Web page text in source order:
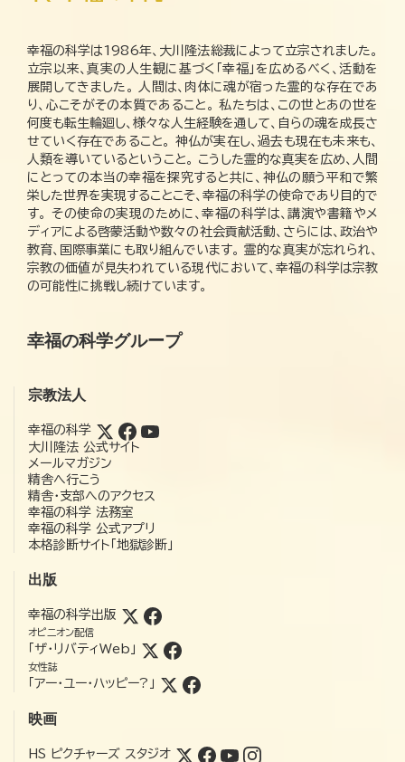
幸福の科学は1986年、大川隆法総裁によって立宗されました。
立宗以来、真実の人生観に基づく「幸福」を広めるべく、活動を
展開してきました。 人間は、肉体に魂が宿った霊的な存在であ
り、心こそがその本質であること。 私たちは、この世とあの世を
何度も転生輪廻し、様々な人生経験を通して、自らの魂を成長さ
せていく存在であること。 神仏が実在し、過去も現在も未来も、
人類を導いているということ。 こうした霊的な真実を広め、人間
にとっての本当の幸福を探究すると共に、神仏の願う平和で繁
栄した世界を実現することこそ、幸福の科学の使命であり目的で
す。 その使命の実現のために、幸福の科学は、講演や書籍やメ
ディアによる啓蒙活動や数々の社会貢献活動、さらには、政治や
教育、国際事業にも取り組んでいます。 霊的な真実が忘れられ、
宗教の価値が見失われている現代において、幸福の科学は宗教
の可能性に挑戦し続けています。
幸福の科学グループ
宗教法人
幸福の科学
大川隆法 公式サイト
メールマガジン
精舎へ行こう
精舎・支部へのアクセス
幸福の科学 法務室
幸福の科学 公式アプリ
本格診断サイト「地獄診断」
出版
幸福の科学出版
オピニオン配信
「ザ・リバティWeb」
女性誌
「アー・ユー・ハッピー?」
映画
HS ピクチャーズ スタジオ